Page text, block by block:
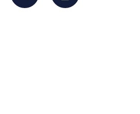
Dela receptSkriv ut recept